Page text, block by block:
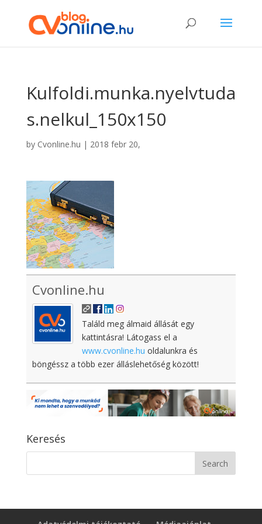
Kulfoldi.munka.nyelvtuda
s.nelkul_150x150
by Cvonline.hu | 2018 febr 20,
Cvonline.hu
Találd meg álmaid állását egy
kattintásra! Látogass el a
www.cvonline.hu oldalunkra és
böngéssz a több ezer álláslehetőség között!
Keresés